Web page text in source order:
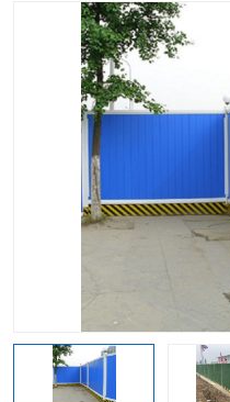
岩棉板
生产加工单板复合围挡 市
政围挡